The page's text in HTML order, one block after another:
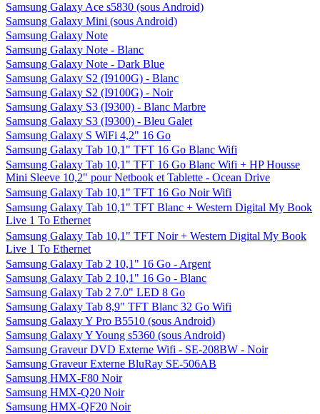
Samsung Galaxy Ace s5830 (sous Android)
Samsung Galaxy Mini (sous Android)
Samsung Galaxy Note
Samsung Galaxy Note - Blanc
Samsung Galaxy Note - Dark Blue
Samsung Galaxy S2 (I9100G) - Blanc
Samsung Galaxy S2 (I9100G) - Noir
Samsung Galaxy S3 (I9300) - Blanc Marbre
Samsung Galaxy S3 (I9300) - Bleu Galet
Samsung Galaxy S WiFi 4,2" 16 Go
Samsung Galaxy Tab 10,1" TFT 16 Go Blanc Wifi
Samsung Galaxy Tab 10,1" TFT 16 Go Blanc Wifi + HP Housse
Mini Sleeve 10,2" pour Netbook et Tablette - Ocean Drive
Samsung Galaxy Tab 10,1" TFT 16 Go Noir Wifi
Samsung Galaxy Tab 10,1" TFT Blanc + Western Digital My Book
Live 1 To Ethernet
Samsung Galaxy Tab 10,1" TFT Noir + Western Digital My Book
Live 1 To Ethernet
Samsung Galaxy Tab 2 10,1" 16 Go - Argent
Samsung Galaxy Tab 2 10,1" 16 Go - Blanc
Samsung Galaxy Tab 2 7.0" LED 8 Go
Samsung Galaxy Tab 8,9" TFT Blanc 32 Go Wifi
Samsung Galaxy Y Pro B5510 (sous Android)
Samsung Galaxy Y Young s5360 (sous Android)
Samsung Graveur DVD Externe Wifi - SE-208BW - Noir
Samsung Graveur Externe BluRay SE-506AB
Samsung HMX-F80 Noir
Samsung HMX-Q20 Noir
Samsung HMX-QF20 Noir